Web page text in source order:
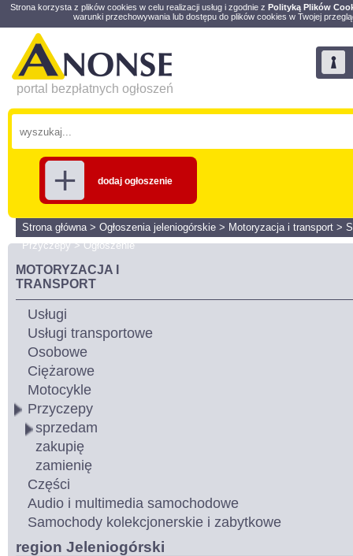
Strona korzysta z plików cookies w celu realizacji usług i zgodnie z Polityką Plików
warunki przechowywania lub dostępu do plików cookies w Twojej
portal bezpłatnych ogłoszeń
dodaj ogłoszenie
Strona główna> Ogłoszenia jeleniogórskie > Motoryzacja i transport >
Przyczepy>Ogłoszenie
MOTORYZACJA I
TRANSPORT
Usługi
Usługi transportowe
Osobowe
Ciężarowe
Motocykle
Przyczepy
sprzedam
zakupię
zamienię
Części
Audio i multimedia samochodowe
Samochody kolekcjonerskie i zabytkowe
region Jeleniogórski